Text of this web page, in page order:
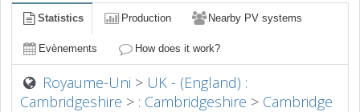
Statistics Production Nearby PV systems
Evènements How does it work?
Royaume-Uni > UK - (England) :
Cambridgeshire > : Cambridgeshire > Cambridge